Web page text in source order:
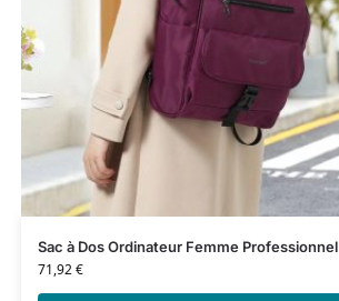
Sac à Dos Ordinateur Femme Professionnel
71,92€